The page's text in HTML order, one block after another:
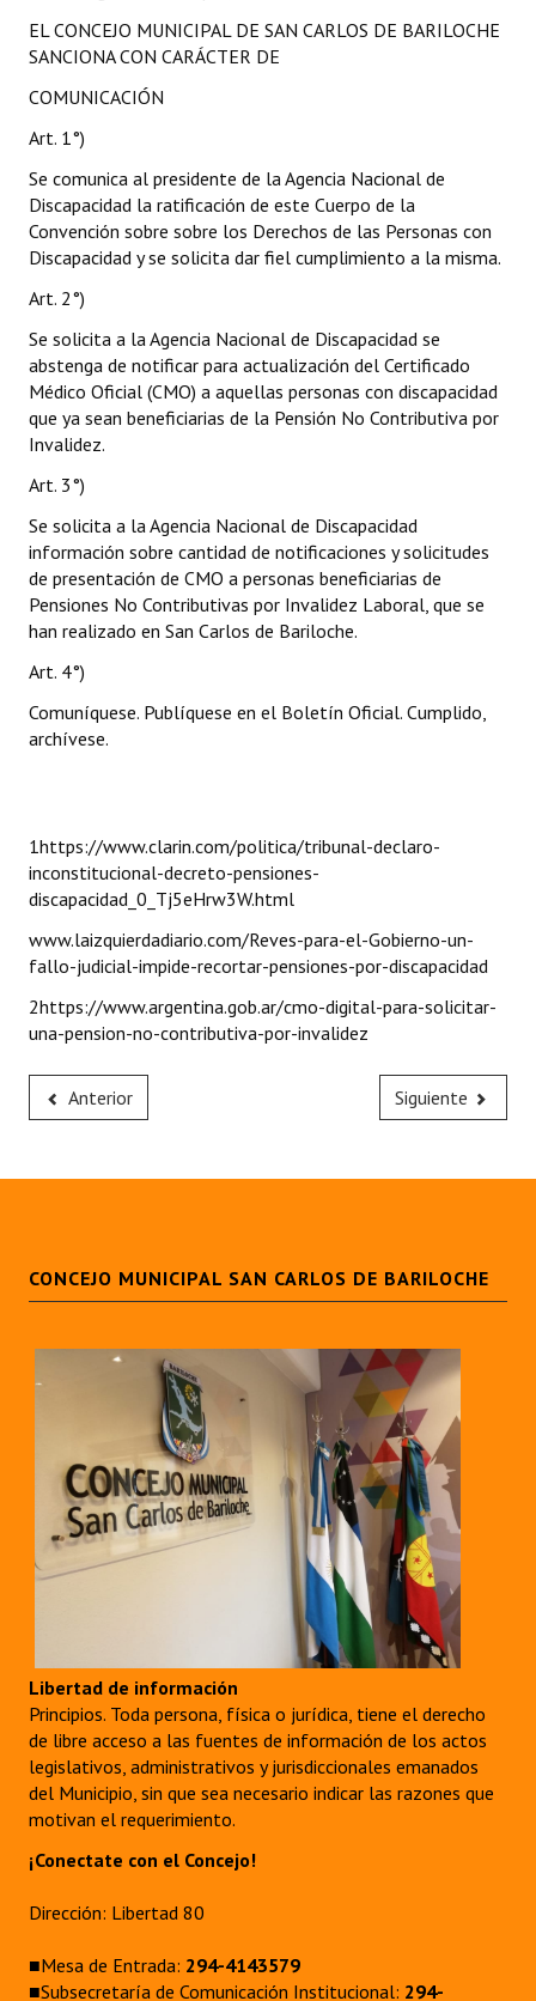
EL CONCEJO MUNICIPAL DE SAN CARLOS DE BARILOCHE
SANCIONA CON CARÁCTER DE
COMUNICACIÓN
Art. 1°)
Se comunica al presidente de la Agencia Nacional de
Discapacidad la ratificación de este Cuerpo de la
Convención sobre sobre los Derechos de las Personas con
Discapacidad y se solicita dar fiel cumplimiento a la misma.
Art. 2°)
Se solicita a la Agencia Nacional de Discapacidad se
abstenga de notificar para actualización del Certificado
Médico Oficial (CMO) a aquellas personas con discapacidad
que ya sean beneficiarias de la Pensión No Contributiva por
Invalidez.
Art. 3°)
Se solicita a la Agencia Nacional de Discapacidad
información sobre cantidad de notificaciones y solicitudes
de presentación de CMO a personas beneficiarias de
Pensiones No Contributivas por Invalidez Laboral, que se
han realizado en San Carlos de Bariloche.
Art. 4°)
Comuníquese. Publíquese en el Boletín Oficial. Cumplido,
archívese.
1https://www.clarin.com/politica/tribunal-declaro-
inconstitucional-decreto-pensiones-
discapacidad_0_Tj5eHrw3W.html
www.laizquierdadiario.com/Reves-para-el-Gobierno-un-
fallo-judicial-impide-recortar-pensiones-por-discapacidad
2https://www.argentina.gob.ar/cmo-digital-para-solicitar-
una-pension-no-contributiva-por-invalidez
Anterior Siguiente
CONCEJO MUNICIPAL SAN CARLOS DE BARILOCHE
Libertad de información
Principios. Toda persona, física o jurídica, tiene el derecho
de libre acceso a las fuentes de información de los actos
legislativos, administrativos y jurisdiccionales emanados
del Municipio, sin que sea necesario indicar las razones que
motivan el requerimiento.
¡Conectate con el Concejo!
Dirección: Libertad 80
■Mesa de Entrada: 294-4143579
■Subsecretaría de Comunicación Institucional: 294-